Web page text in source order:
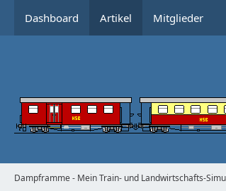
Dashboard Artikel Mitglieder
Dampframme - Mein Train- und Landwirtschafts-